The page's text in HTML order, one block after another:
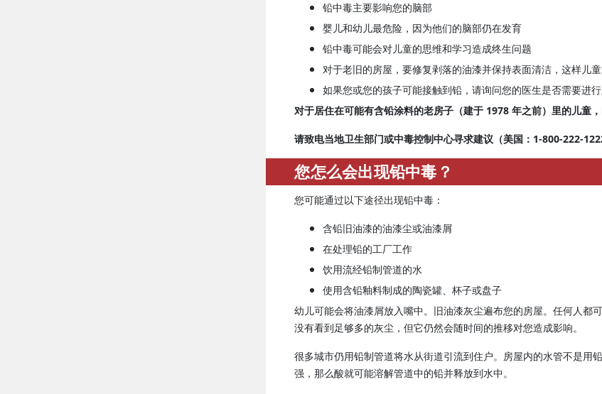
铅中毒主要影响您的脑部
婴儿和幼儿最危险，因为他们的脑部仍在发育
铅中毒可能会对儿童的思维和学习造成终生问题
对于老旧的房屋，要修复剥落的油漆并保持表面清洁，这样儿
如果您或您的孩子可能接触到铅，请询问您的医生是否需要进
对于居住在可能有含铅涂料的老房子（建于 1978 年之前）里的儿童
请致电当地卫生部门或中毒控制中心寻求建议（美国：1-800-222-
您怎么会出现铅中毒？
您可能通过以下途径出现铅中毒：
含铅旧油漆的油漆尘或油漆屑
在处理铅的工厂工作
饮用流经铅制管道的水
使用含铅釉料制成的陶瓷罐、杯子或盘子
幼儿可能会将油漆屑放入嘴中。旧油漆灰尘遍布您的房屋。任何人
没有看到足够多的灰尘，但它仍然会随时间的推移对您造成影响。
很多城市仍用铅制管道将水从街道引流到住户。房屋内的水管不是用
强，那么酸就可能溶解管道中的铅并释放到水中。